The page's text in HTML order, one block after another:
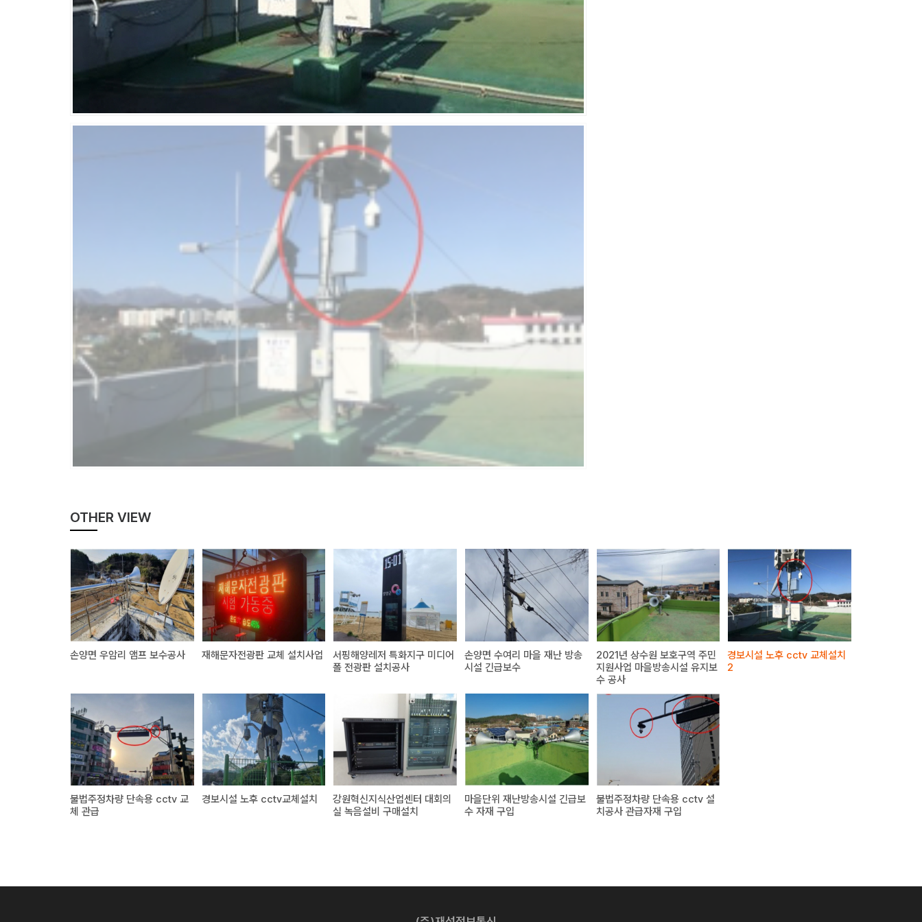
OTHER VIEW
손양면 우암리 앰프 보수공사 재해문자전광판 교체 설치사업
서핑해양레저 특화지구 미디어
폴 전광판 설치공사
손양면 수여리 마을 재난 방송
시설 긴급보수
2021년 상수원 보호구역 주민
지원사업 마을방송시설 유지보
수 공사
경보시설 노후 cctv 교체설치
2
불법주정차량 단속용 cctv 교
체 관급
경보시설 노후 cctv교체설치
강원혁신지식산업센터 대회의
실 녹음설비 구매설치
마을단위 재난방송시설 긴급보
수 자재 구입
불법주정차량 단속용 cctv 설
치공사 관급자재 구입